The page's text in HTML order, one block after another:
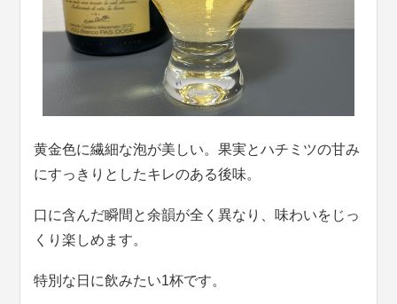
黄金色に繊細な泡が美しい。果実とハチミツの甘み
にすっきりとしたキレのある後味。
口に含んだ瞬間と余韻が全く異なり、味わいをじっ
くり楽しめます。
特別な日に飲みたい1杯です。